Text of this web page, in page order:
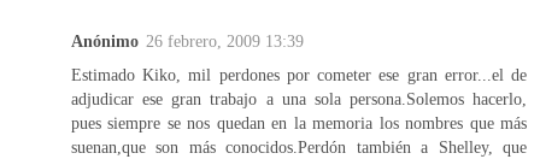
Anónimo 26 febrero, 2009 13:39
Estimado Kiko, mil perdones por cometer ese gran error...el de
adjudicar ese gran trabajo a una sola persona.Solemos hacerlo,
pues siempre se nos quedan en la memoria los nombres que más
suenan,que son más conocidos.Perdón también a Shelley, que